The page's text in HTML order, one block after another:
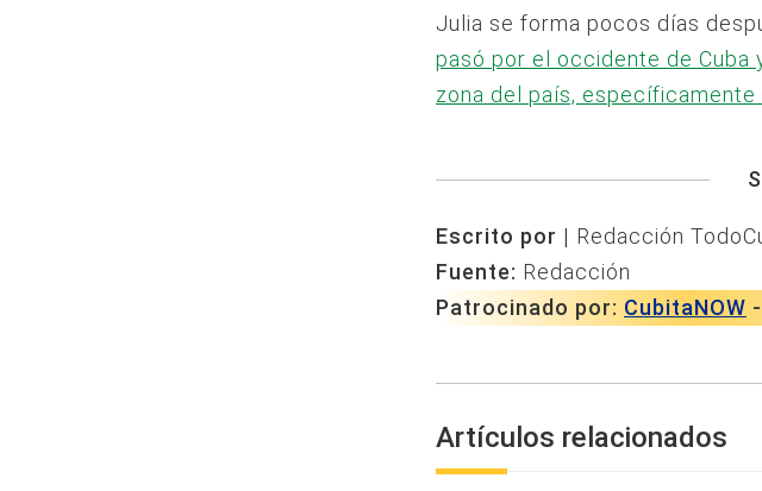
Julia se forma pocos días
pasó por el occidente de Cuba
zona del país, específicamente
Escrito por | Redacción
Fuente: Redacción
Patrocinado por: CubitaNOW -
Artículos relacionados